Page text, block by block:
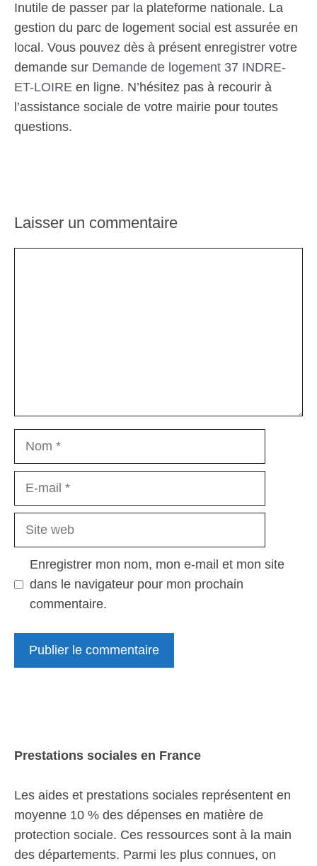
Inutile de passer par la plateforme nationale. La
gestion du parc de logement social est assurée en
local. Vous pouvez dès à présent enregistrer votre
demande sur Demande de logement 37 INDRE-
ET-LOIRE en ligne. N’hésitez pas à recourir à
l’assistance sociale de votre mairie pour toutes
questions.
Laisser un commentaire
Nom
Site
Enregistrer mon nom, mon e-mail et mon site
dans le navigateur pour mon prochain
commentaire.
Prestations sociales en France
Les aides et prestations sociales représentent en
moyenne 10 % des dépenses en matière de
protection sociale. Ces ressources sont à la main
des départements. Parmi les plus connues, on